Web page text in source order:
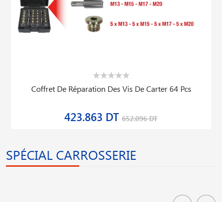
Coffret De Réparation Des Vis De Carter 64 Pcs
423.863 DT 652.096 DT
SPÉCIAL CARROSSERIE